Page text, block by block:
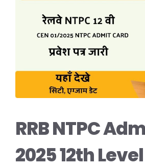
RRB NTPC
2025 12th